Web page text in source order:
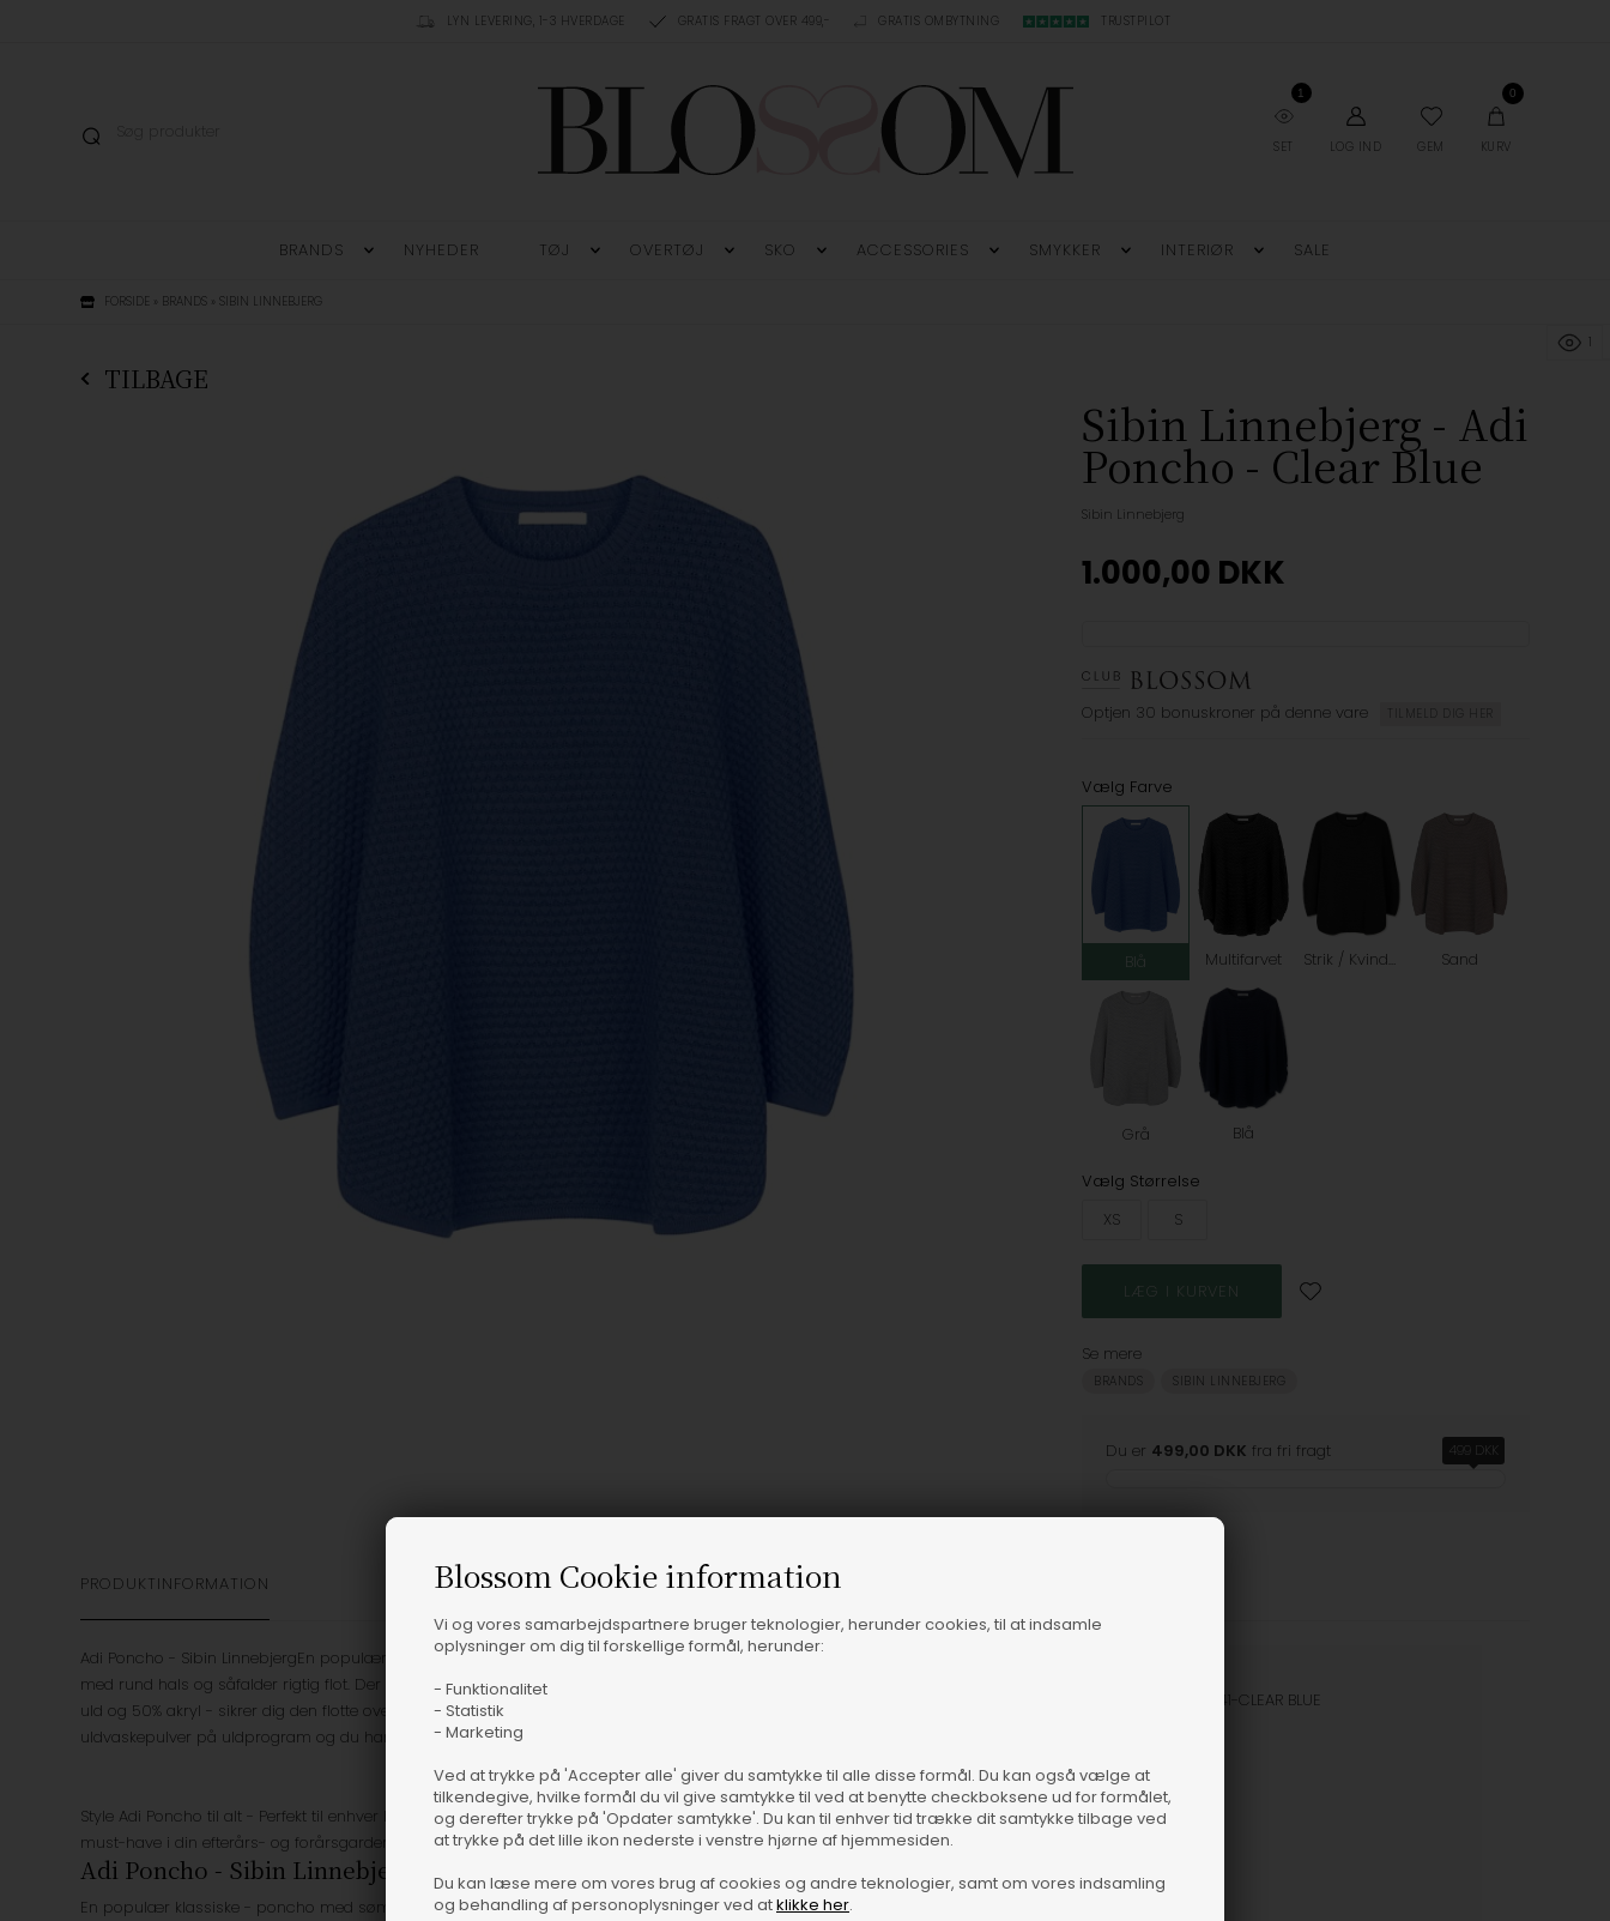
Blossom Cookie information
Vi og vores samarbejdspartnere bruger teknologier, herunder cookies, til at indsamle
oplysninger om dig til forskellige formål, herunder:
- Funktionalitet
- Statistik
- Marketing
Ved at trykke på 'Accepter alle' giver du samtykke til alle disse formål. Du kan også vælge at
tilkendegive, hvilke formål du vil give samtykke til ved at benytte checkboksene ud for formålet,
og derefter trykke på 'Opdater samtykke'. Du kan til enhver tid trække dit samtykke tilbage ved
at trykke på det lille ikon nederste i venstre hjørne af hjemmesiden.
Du kan læse mere om vores brug af cookies og andre teknologier, samt om vores indsamling
og behandling af personoplysninger ved atklikke her.
LYN LEVERING, 1-3 HVERDAGE GRATIS FRAGT OVER 499,- GRATIS OMBYTNING TRUSTPILOT
SET
1
LOG IND GEM
0
KURV
BRANDS NYHEDER TØJ OVERTØJ SKO ACCESSORIES SMYKKER INTERIØR SALE
FORSIDE » BRANDS »SIBIN LINNEBJERG
TILBAGE
Sibin Linnebjerg - Adi
Poncho - Clear Blue
Sibin Linnebjerg
1.000,00 DKK
Optjen 30 bonuskroner på denne vare TILMELD DIG HER
Vælg Farve
Blå Multifarvet Strik / Kvinde / Sort / Ponchoer Sand
Grå Blå
Vælg Størrelse
XS
S
Se mere
BRANDS SIBIN LINNEBJERG
Du er 499,00 DKK fra fri fragt 499 DKK
PRODUKTINFORMATION
Adi Poncho - Sibin LinnebjergEn populær klassiske - poncho med sømandsstruktur i strikken fra Sibin Linnebjerg. Den er
med rund hals og såfalder rigtig flot. Der er mulighed for at have armene ud i begge sider. Fineste kvalitet 50% fin merino
uld og 50% akryl - sikrer dig den flotte overflade og en strik i meget høj kvalitet. Luftvask den gerne, og ellers vask med
uldvaskepulver på uldprogram og du har din poncho så længe du ønsker.
Style Adi Poncho til alt - Perfekt til enhver lejlighed og tøv ikke med brug ponchoen ovenpå en tynd jakke eller skindjakke. Et
must-have i din efterårs- og forårsgarderobe.
Adi Poncho - Sibin Linnebjerg
En populær klassiske - poncho med sømandsstruktur i strikken fraSibin Linnebjerg. Den er med rund hals og såfalder
21652-7441-CLEAR BLUE
1